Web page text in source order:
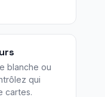
blanche ou
qui
cartes.